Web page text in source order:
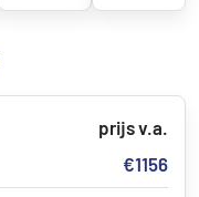
prijs v.a.
€1156